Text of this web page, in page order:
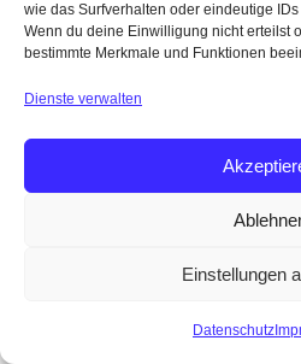
wie das Surfverhalten oder eindeutige
Wenn du deine Einwilligung nicht erteilst
bestimmte Merkmale und Funktionen
Dienste verwalten
Einstellungen
Datenschutz
Faszien
DATENSCHUTZ
WERBEHINWEIS